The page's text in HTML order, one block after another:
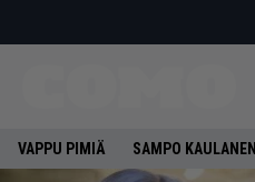
VAPPU PIMIÄ SAMPO KAULANEN